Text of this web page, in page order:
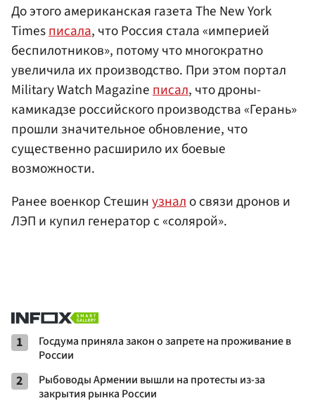
До этого американская газета The New York
Timesписала, что Россия стала «империей
беспилотников», потому что многократно
увеличила их производство. При этом портал
Military Watch Magazineписал, что дроны-
камикадзе российского производства «Герань»
прошли значительное обновление, что
существенно расширило их боевые
возможности.
Ранее военкор Стешинузнало связи дронов и
ЛЭП и купил генератор с «солярой».
1
Госдума приняла закон о запрете на проживание в
России
2
Рыбоводы Армении вышли на протесты из-за
закрытия рынка России